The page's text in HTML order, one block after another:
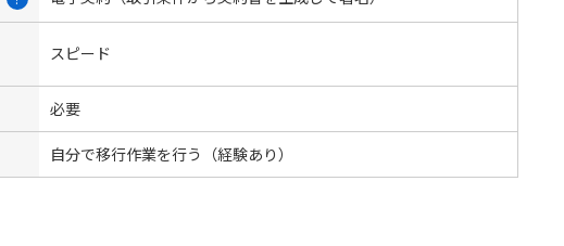
スピード
必要
自分で移行作業を行う（経験あり）